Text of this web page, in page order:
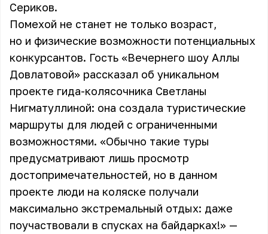
Сериков.
Помехой не станет не только возраст,
но и физические возможности потенциальных
конкурсантов. Гость «Вечернего шоу Аллы
Довлатовой» рассказал об уникальном
проекте гида-колясочника Светланы
Нигматуллиной: она создала туристические
маршруты для людей с ограниченными
возможностями. «Обычно такие туры
предусматривают лишь просмотр
достопримечательностей, но в данном
проекте люди на коляске получали
максимально экстремальный отдых: даже
поучаствовали в спусках на байдарках!» —